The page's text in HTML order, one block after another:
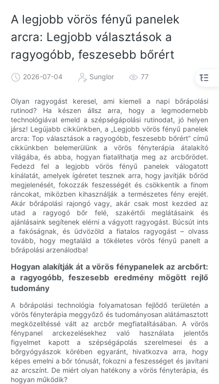
A legjobb vörös fényű panelek
arcra: Legjobb választások a
ragyogóbb, feszesebb bőrért
2026-07-04 Sunglor 77
Olyan ragyogást keresel, ami kiemeli a napi bőrápolási
rutinod? Ha készen állsz arra, hogy a legmodernebb
technológiával emeld a szépségápolási rutinodat, jó helyen
jársz! Legújabb cikkünkben, a „Legjobb vörös fényű panelek
arcra: Top választások a ragyogóbb, feszesebb bőrért” című
cikkünkben belemerülünk a vörös fényterápia átalakító
világába, és abba, hogyan fiatalíthatja meg az arcbőrödet.
Fedezd fel a legjobb vörös fényű panelek válogatott
kínálatát, amelyek ígéretet tesznek arra, hogy javítják bőröd
megjelenését, fokozzák feszességét és csökkentik a finom
ráncokat, miközben kihasználják a természetes fény erejét.
Akár bőrápolási rajongó vagy, akár csak most kezded az
utad a ragyogó bőr felé, szakértői meglátásaink és
ajánlásaink segítenek elérni a vágyott ragyogást. Búcsút ints
a fakóságnak, és üdvözöld a fiatalos ragyogást – olvass
tovább, hogy megtaláld a tökéletes vörös fényű panelt a
bőrápolási arzenálodba!
Hogyan alakítják át a vörös fénypanelek az arcbőrt:
a ragyogóbb, feszesebb eredmény mögött rejlő
tudomány
A bőrápolási technológia folyamatosan fejlődő területén a
vörös fényterápia meggyőző és tudományosan alátámasztott
megközelítéssé vált az arcbőr megfiatalításában. A vörös
fénypanel arckezelésekhez való használata jelentős
figyelmet kapott a szépségápolás szerelmesei és a
bőrgyógyászok körében egyaránt, hivatkozva arra, hogy
képes emelni a bőr tónusát, fokozni a feszességet és javítani
az arcszínt. De miért olyan hatékony a vörös fényterápia, és
hogyan működik?